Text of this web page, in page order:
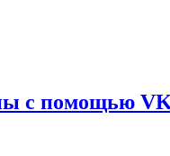
с помощью VK